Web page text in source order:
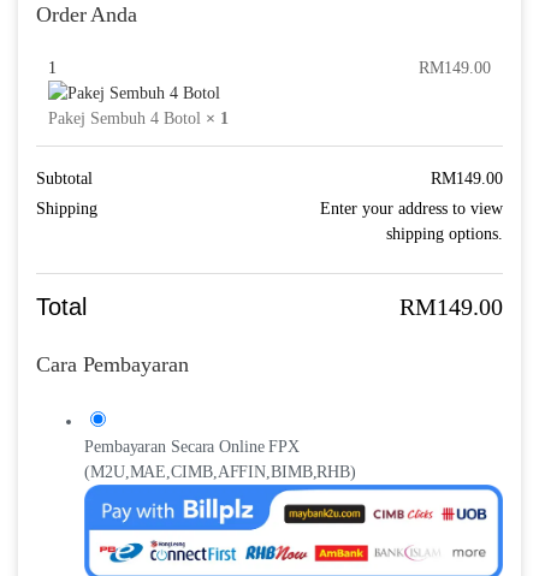
Order Anda
1
Pakej Sembuh 4 Botol × 1
RM149.00
Subtotal RM149.00
Shipping
Enter your address to view
shipping options.
Total RM149.00
Cara Pembayaran
Pembayaran Secara Online FPX
(M2U,MAE,CIMB,AFFIN,BIMB,RHB)